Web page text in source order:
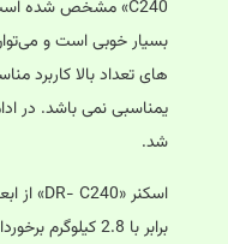
بسیار خوبی است و
های تعداد بالا کاربرد
یمناسبی نمی باشد. در
شد.
برابر با 2.8